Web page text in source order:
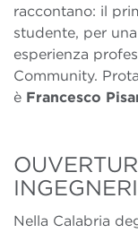
raccontano: il
studente, per
esperienza
Community.
è Francesco
Nella Calabria